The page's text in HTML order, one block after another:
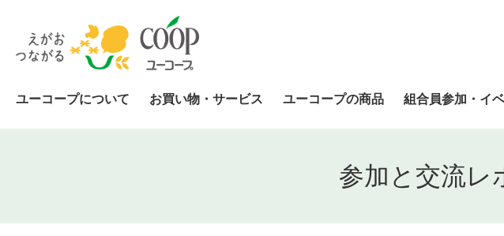
ユーコープについて お買い物・サービス ユーコープの商品 組合員参加・イ
参加と交流レ